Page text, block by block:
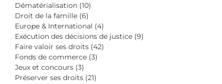
Dématérialisation (10)
Droit de la famille (6)
Europe & International (4)
Exécution des décisions de justice (9)
Faire valoir ses droits (42)
Fonds de commerce (3)
Jeux et concours (3)
Préserver ses droits (21)